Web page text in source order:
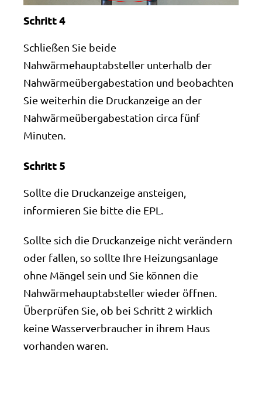
Schritt 4
Schließen Sie beide
Nahwärmehauptabsteller unterhalb der
Nahwärmeübergabestation und beobachten
Sie weiterhin die Druckanzeige an der
Nahwärmeübergabestation circa fünf
Minuten.
Schritt 5
Sollte die Druckanzeige ansteigen,
informieren Sie bitte die EPL.
Sollte sich die Druckanzeige nicht verändern
oder fallen, so sollte Ihre Heizungsanlage
ohne Mängel sein und Sie können die
Nahwärmehauptabsteller wieder öffnen.
Überprüfen Sie, ob bei Schritt 2 wirklich
keine Wasserverbraucher in ihrem Haus
vorhanden waren.